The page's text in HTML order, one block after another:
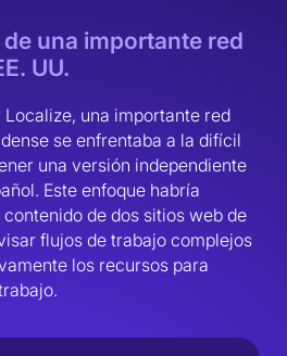
una importante red
UU.
una importante red
se enfrentaba a la difícil
una versión independiente
Este enfoque habría
de dos sitios web de
flujos de trabajo complejos
los recursos para